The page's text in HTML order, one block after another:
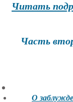
Читать
Часть
О